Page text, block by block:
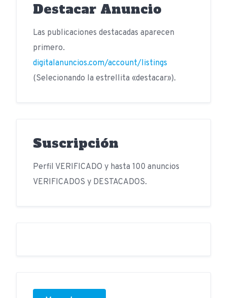
Destacar Anuncio
Las publicaciones destacadas aparecen
primero.
digitalanuncios.com/account/listings
(Selecionando la estrellita «destacar»).
Suscripción
Perfil VERIFICADO y hasta 100 anuncios
VERIFICADOS y DESTACADOS.